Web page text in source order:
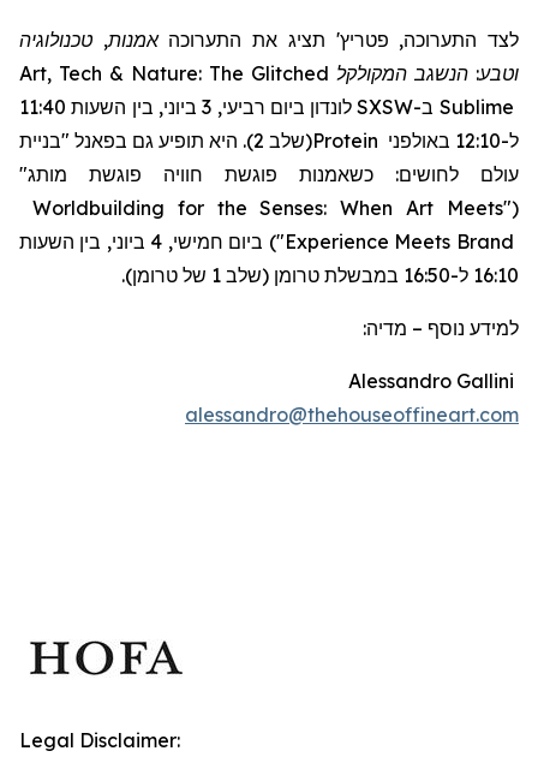
לצד התערוכה, פטריץ' תציג את התערוכה אמנות, טכנולוגיה
וטבע: הנשגב המקולקל Art, Tech & Nature: The Glitched
Sublime ב-SXSW
לונדון ביום רביעי, 3 ביוני, בין השעות 11:40
ל-12:10 באולפני
Protein(שלב 2). היא תופיע גם בפאנל
"בניית
עולם לחושים: כשאמנות פוגשת חוויה פוגשת מותג"
(
"
Worldbuilding for the Senses: When Art Meets
Experience Meets Brand
"
)
ביום חמישי, 4 ביוני, בין השעות
16:10 ל-16:50 במבשלת טרומן (שלב 1 של טרומן).
למידע נוסף – מדיה:
Alessandro Gallini
alessandro@thehouseoffineart.com
Legal Disclaimer: